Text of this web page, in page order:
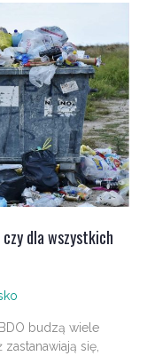
dla wszystkich
budzą wiele
się,